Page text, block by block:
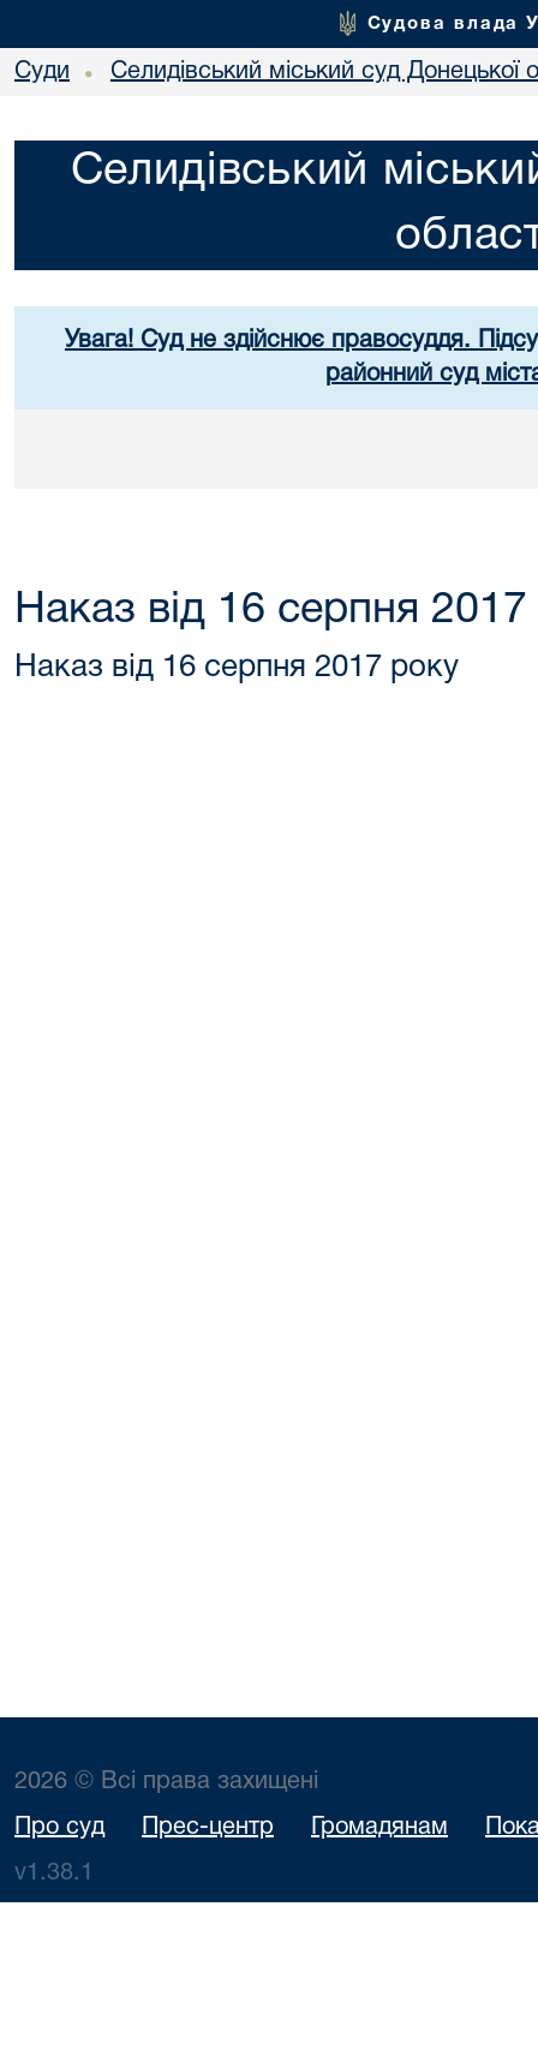
Судова влада
Суди • Селидівський міський суд Донецької
Селидівський
Увага! Суд не здійснює правосуддя.
районний суд
Наказ від 16 серпня
Наказ від 16 серпня 2017 року
2026 © Всі права захищені
Про суд Прес-центр Громадянам
v1.38.1